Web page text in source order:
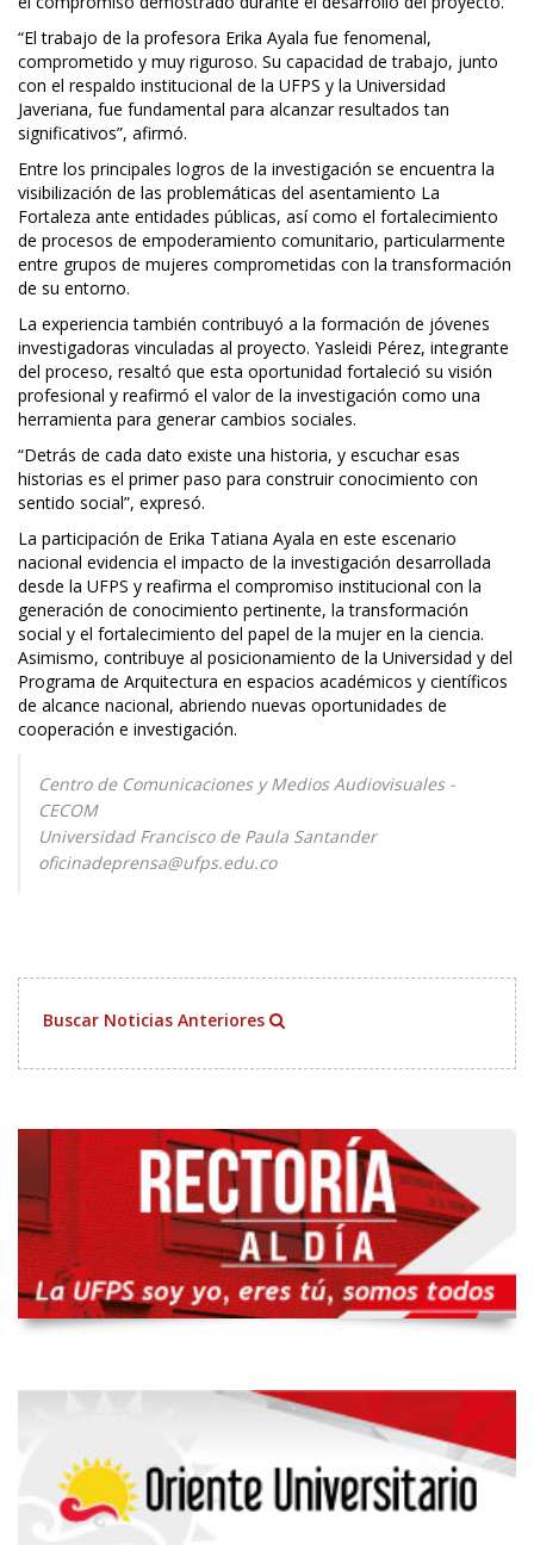
“El trabajo de la profesora Erika Ayala fue fenomenal,
comprometido y muy riguroso. Su capacidad de trabajo, junto
con el respaldo institucional de la UFPS y la Universidad
Javeriana, fue fundamental para alcanzar resultados tan
significativos”, afirmó.
Entre los principales logros de la investigación se encuentra la
visibilización de las problemáticas del asentamiento La
Fortaleza ante entidades públicas, así como el fortalecimiento
de procesos de empoderamiento comunitario, particularmente
entre grupos de mujeres comprometidas con la transformación
de su entorno.
La experiencia también contribuyó a la formación de jóvenes
investigadoras vinculadas al proyecto. Yasleidi Pérez, integrante
del proceso, resaltó que esta oportunidad fortaleció su visión
profesional y reafirmó el valor de la investigación como una
herramienta para generar cambios sociales.
“Detrás de cada dato existe una historia, y escuchar esas
historias es el primer paso para construir conocimiento con
sentido social”, expresó.
La participación de Erika Tatiana Ayala en este escenario
nacional evidencia el impacto de la investigación desarrollada
desde la UFPS y reafirma el compromiso institucional con la
generación de conocimiento pertinente, la transformación
social y el fortalecimiento del papel de la mujer en la ciencia.
Asimismo, contribuye al posicionamiento de la Universidad y del
Programa de Arquitectura en espacios académicos y científicos
de alcance nacional, abriendo nuevas oportunidades de
cooperación e investigación.
Centro de Comunicaciones y Medios Audiovisuales -
CECOM
Universidad Francisco de Paula Santander
oficinadeprensa@ufps.edu.co
Buscar Noticias Anteriores